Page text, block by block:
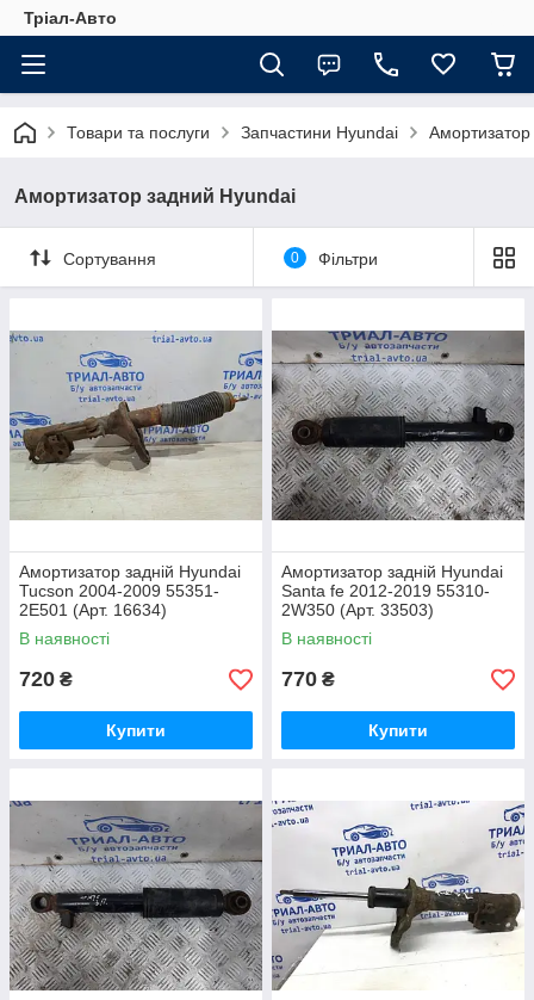
Тріал-Авто
Товари та послуги Запчастини Hyundai
Амортизатор задний Hyundai
Сортування 0 Фільтри
Амортизатор задній Hyundai
Tucson 2004-2009 55351-
2E501 (Арт. 16634)
В наявності
720 ₴
Купити
Амортизатор задній Hyundai
Santa fe 2012-2019 55310-
2W350 (Арт. 33503)
В наявності
770 ₴
Купити